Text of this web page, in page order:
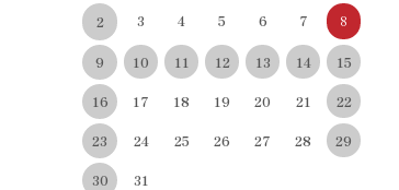
2 3 4 5 6 7 8
9 10 11 12 13 14 15
16 17 18 19 20 21 22
23 24 25 26 27 28 29
30 31